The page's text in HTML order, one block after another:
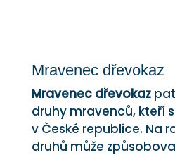
Mravenec dřevokaz
Mravenec dřevokaz
druhy mravenců, kteří
v České republice. Na
druhů může